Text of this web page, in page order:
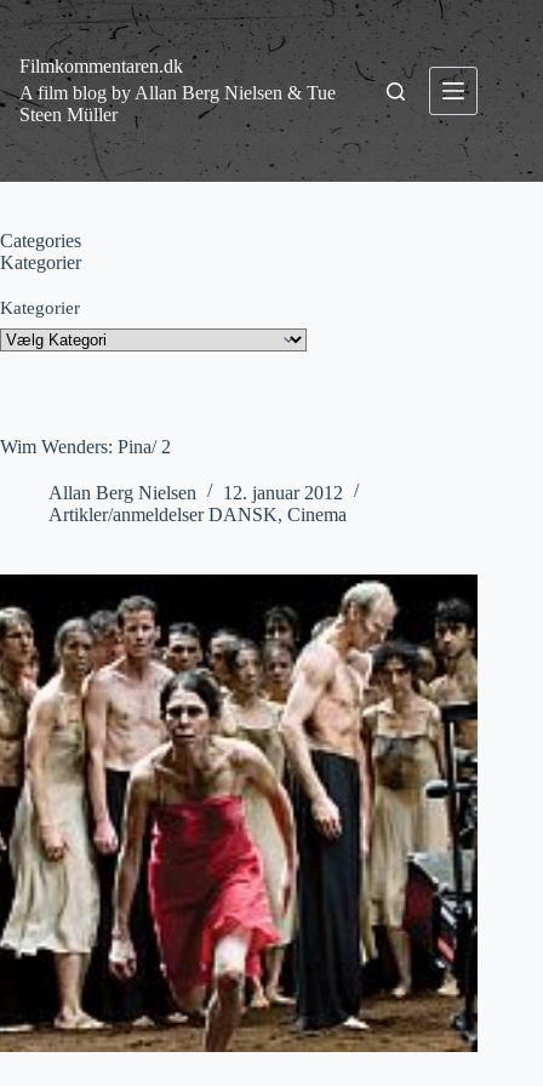
Fortsæt
indhold
Filmkommentaren.dk
A film blog by Allan Berg Nielsen & Tue
Steen Müller
Wim Wenders: Pina/ 2
Allan Berg Nielsen
12. januar 2012
Artikler/anmeldelser DANSK, Cinema
Categories
Kategorier
Kategorier